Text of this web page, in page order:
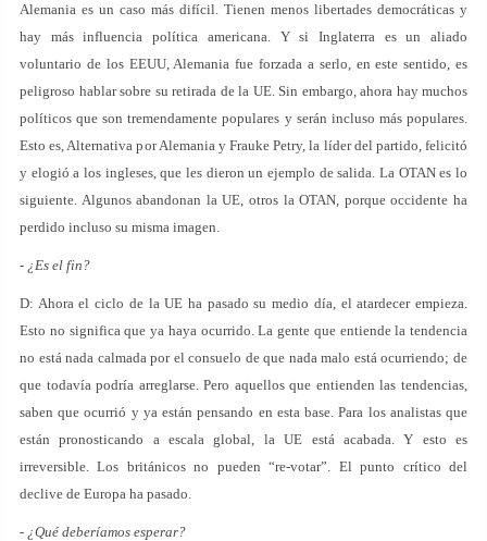
Alemania es un caso más difícil. Tienen menos libertades democráticas y
hay más influencia política americana. Y si Inglaterra es un aliado
voluntario de los EEUU, Alemania fue forzada a serlo, en este sentido, es
peligroso hablar sobre su retirada de la UE. Sin embargo, ahora hay muchos
políticos que son tremendamente populares y serán incluso más populares.
Esto es, Alternativa por Alemania y Frauke Petry, la líder del partido, felicitó
y elogió a los ingleses, que les dieron un ejemplo de salida. La OTAN es lo
siguiente. Algunos abandonan la UE, otros la OTAN, porque occidente ha
perdido incluso su misma imagen.
- ¿Es el fin?
D: Ahora el ciclo de la UE ha pasado su medio día, el atardecer empieza.
Esto no significa que ya haya ocurrido. La gente que entiende la tendencia
no está nada calmada por el consuelo de que nada malo está ocurriendo; de
que todavía podría arreglarse. Pero aquellos que entienden las tendencias,
saben que ocurrió y ya están pensando en esta base. Para los analistas que
están pronosticando a escala global, la UE está acabada. Y esto es
irreversible. Los británicos no pueden “re-votar”. El punto crítico del
declive de Europa ha pasado.
- ¿Qué deberíamos esperar?